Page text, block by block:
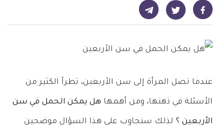
شارك على فيسبوك - ديلي ميديكال انفو شارك على تويتر - ديلي ميديكال انفو شارك على تيليجرام - ديلي ميديكال انفو
عندما تصل المرأة إلى سن الأربعين، تطرأ الكثير من
الأسئلة في ذهنها، ومن أهمها هل يمكن الحمل في سن
الأربعين ؟ لذلك سنجاوب على هذا السؤال موضحين